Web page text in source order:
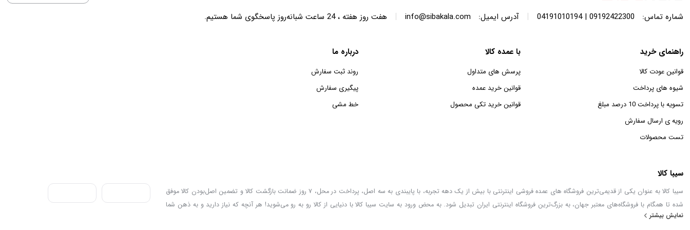
شماره تماس: 09192422300 | 04191010194
| آدرس ایمیل: info@sibakala.com
| هفت روز هفته ، 24 ساعت شبانه‌روز پاسخگوی شما هستیم.
راهنمای خرید
قوانین عودت کالا
شیوه های پرداخت
تسویه با پرداخت 10 درصد مبلغ
رویه ی ارسال سفارش
تست محصولات
با عمده کالا
پرسش های متداول
قوانین خرید عمده
قوانین خرید تکی محصول
درباره ما
روند ثبت سفارش
پیگیری سفارش
خط مشی
سیبا کالا
سیبا کالا به عنوان یکی از قدیمی‌ترین فروشگاه های عمده فروشی اینترنتی با بیش از یک دهه تجربه، با پایبندی به سه اصل، پرداخت در محل، ۷ روز ضمانت بازگشت کالا و تضمین اصل‌بودن کالا موفق
شده تا همگام با فروشگاه‌های معتبر جهان، به بزرگ‌ترین فروشگاه اینترنتی ایران تبدیل شود. به محض ورود به سایت سیبا کالا با دنیایی از کالا رو به رو می‌شوید! هر آنچه که نیاز دارید و به ذهن شما
خطور می‌کند در اینجا پیدا خواهید کرد.
نمایش بیشتر